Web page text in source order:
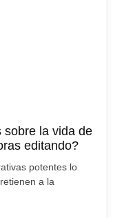
sobre la vida de
editando?
potentes lo
a la